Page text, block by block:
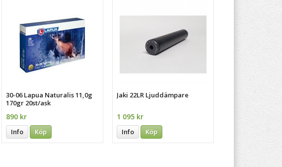
30-06 Lapua Naturalis 11,0g
170gr 20st/ask
890 kr
Info Köp
Jaki 22LR Ljuddämpare
1 095 kr
Info Köp